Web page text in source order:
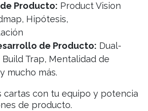
Producto: Product Vision
Hipótesis,
de Producto: Dual-
Build Trap, Mentalidad de
mucho más.
cartas con tu equipo y potencia
de producto.